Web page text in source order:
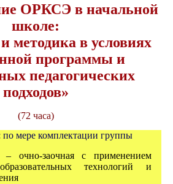
ОРКСЭ в начальной
школе:
методика в условиях
программы и
педагогических
подходов»
(72 часа)
по мере комплектации группы
– очно-заочная с применением
технологий и